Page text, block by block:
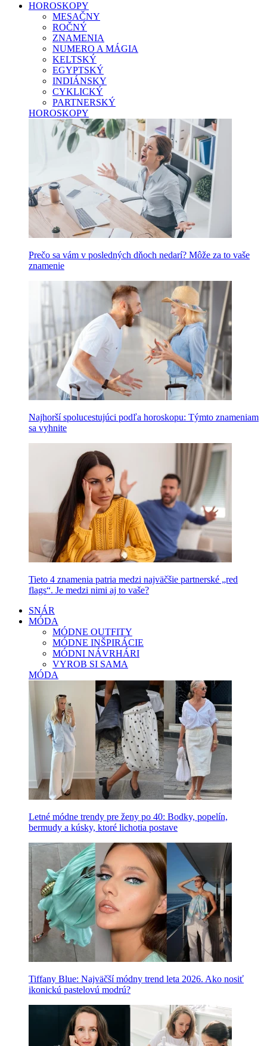
HOROSKOPY
MESAČNY
ROČNÝ
ZNAMENIA
NUMERO A MÁGIA
KELTSKÝ
EGYPTSKÝ
INDIÁNSKY
CYKLICKÝ
PARTNERSKÝ
HOROSKOPY
Prečo sa vám v posledných dňoch nedarí? Môže za to vaše
znamenie
Najhorší spolucestujúci podľa horoskopu: Týmto znameniam
sa vyhnite
Tieto 4 znamenia patria medzi najväčšie partnerské „red
flags“. Je medzi nimi aj to vaše?
SNÁR
MÓDA
MÓDNE OUTFITY
MÓDNE INŠPIRÁCIE
MÓDNI NÁVRHÁRI
VYROB SI SAMA
MÓDA
Letné módne trendy pre ženy po 40: Bodky, popelín,
bermudy a kúsky, ktoré lichotia postave
Tiffany Blue: Najväčší módny trend leta 2026. Ako nosiť
ikonickú pastelovú modrú?